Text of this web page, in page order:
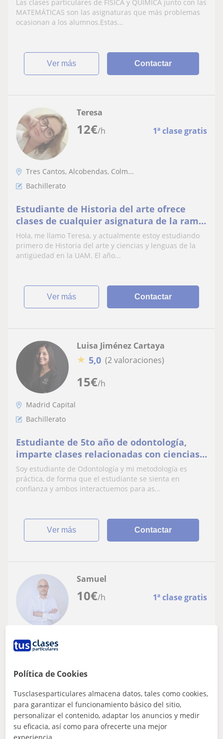
Las clases particulares de FÍSICA y QUÍMICA junto con las
MATEMÁTICAS son las asignaturas que más problemas
ocasionan a los alumnos.Estas...
ver más Contactar
12€/h 1ª clase gratis
Teresa
Tres Cantos, Alcobendas, Colm...
Bachillerato
Estudiante de Historia del arte ofrece
clases de cualquier asignatura de la rama
de humanidades. Además de clases de
inglés o francés, conversación o lo que sea
necesario
Hola, me llamo Teresa, y actualmente estoy estudiando
primero de Historia del arte y ciencias y lenguas de la
antigüedad en la UAM. El año...
ver más Contactar
15€/h
Luisa Jiménez Cartaya
★ 5,0 (2 valoraciones)
Madrid Capital
Bachillerato
Estudiante de 5to año de odontología,
imparte clases relacionadas con ciencias
Biología, Química, Bioquímica y Anatomía
Humana
Soy estudiante de Odontología y mi metodología es
práctica, de forma que el estudiante se sienta en
confianza y ambos interactuemos para as...
ver más Contactar
10€/h 1ª clase gratis
Samuel
Madrid Capital
Bachillerato
Profesor de refuerzo en materias de
de Filosofía en bachillerato
Me llamo Samuel y me dedico a la formación en
materias de humanidades en las etapas de secundaria.
Mi experiencia docente se desarrolla des...
Política de Cookies
Tusclasesparticulares almacena datos, tales como cookies,
para garantizar el funcionamiento básico del sitio,
personalizar el contenido, adaptar los anuncios y medir
su eficacia, así como para ofrecerte una mejor
experiencia.